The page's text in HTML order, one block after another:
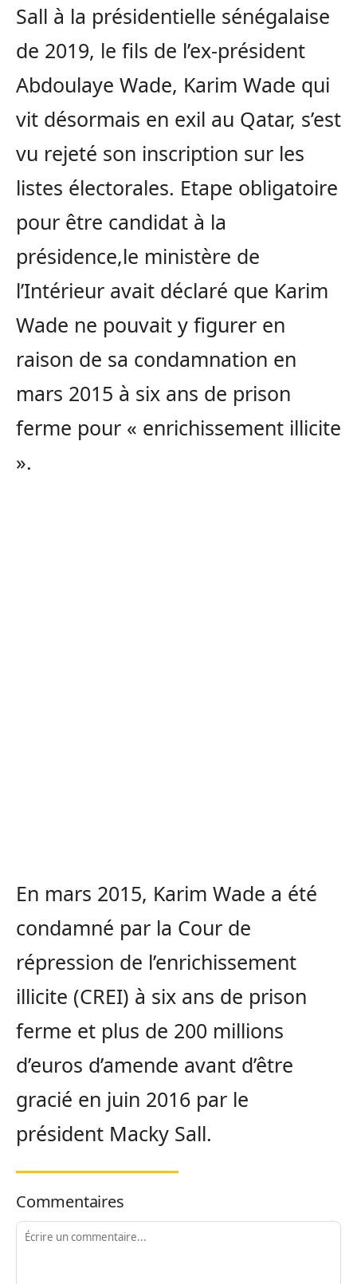
Sall à la présidentielle sénégalaise
de 2019, le fils de l’ex-président
Abdoulaye Wade, Karim Wade qui
vit désormais en exil au Qatar, s’est
vu rejeté son inscription sur les
listes électorales. Etape obligatoire
pour être candidat à la
présidence,le ministère de
l’Intérieur avait déclaré que Karim
Wade ne pouvait y figurer en
raison de sa condamnation en
mars 2015 à six ans de prison
ferme pour « enrichissement illicite
».
En mars 2015, Karim Wade a été
condamné par la Cour de
répression de l’enrichissement
illicite (CREI) à six ans de prison
ferme et plus de 200 millions
d’euros d’amende avant d’être
gracié en juin 2016 par le
président Macky Sall.
Commentaires